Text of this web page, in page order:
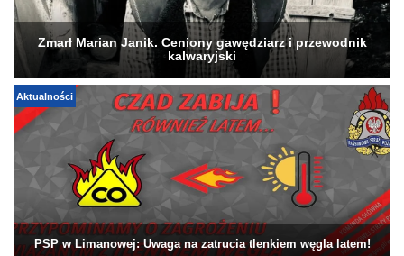
Zmarł Marian Janik. Ceniony gawędziarz i przewodnik
kalwaryjski
Aktualności
PSP w Limanowej: Uwaga na zatrucia tlenkiem węgla latem!